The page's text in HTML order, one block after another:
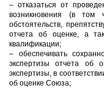
– отказаться от
возникновения (в том
обстоятельств,
отчета об оценке, а
квалификации;
– обеспечивать
экспертизы отчета об
экспертизы, в
об оценке Союза;